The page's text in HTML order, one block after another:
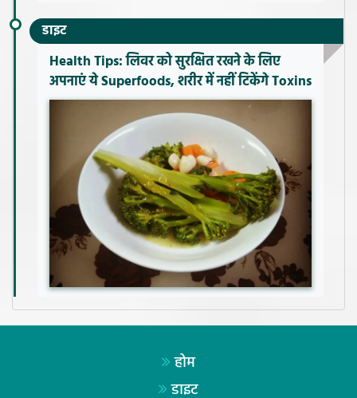
डाइट
Health Tips: लिवर को सुरक्षित रखने के लिए
अपनाएं ये Superfoods, शरीर में नहीं टिकेंगे Toxins
होम
डाइट